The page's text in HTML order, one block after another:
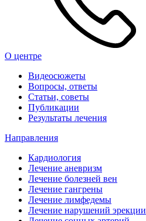
О центре
Видеосюжеты
Вопросы, ответы
Статьи, советы
Публикации
Результаты лечения
Направления
Кардиология
Лечение аневризм
Лечение болезней вен
Лечение гангрены
Лечение лимфедемы
Лечение нарушений эрекции